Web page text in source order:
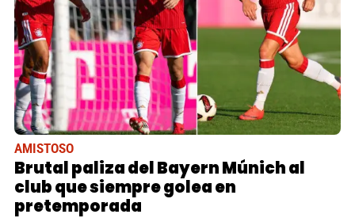
AMISTOSO
Brutal paliza del Bayern Múnich al
club que siempre golea en
pretemporada